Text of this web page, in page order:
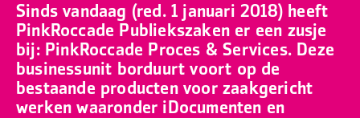
Sinds vandaag (red. 1 januari 2018) heeft
PinkRoccade Publiekszaken er een zusje
bij: PinkRoccade Proces & Services. Deze
businessunit borduurt voort op de
bestaande producten voor zaakgericht
werken waaronder iDocumenten en